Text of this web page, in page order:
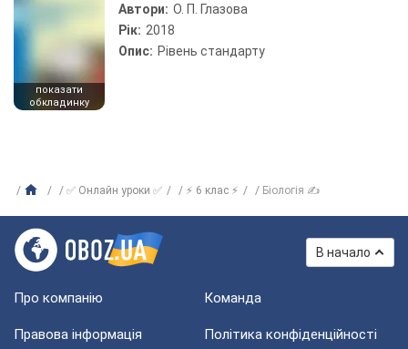
показати
обкладинку
Автори: О. П. Глазова
Рік: 2018
Опис: Рівень стандарту
✅ Онлайн уроки ✅ ⚡ 6 клас ⚡ Біологія ✍
В начало
Про компанію Команда
Правова інформація Політика конфіденційності